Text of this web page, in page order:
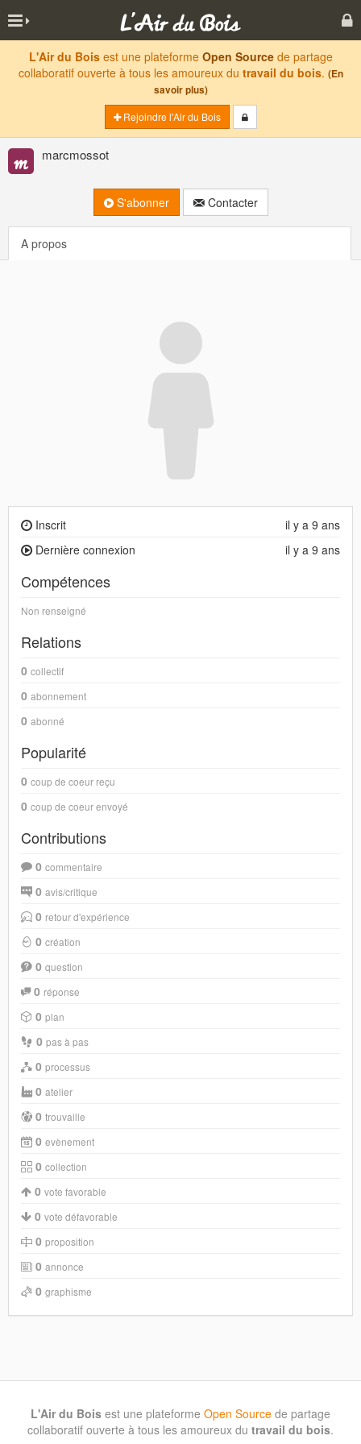
L'Air du Boisest une plateforme Open Sourcede partage
collaboratif ouverte à tous les amoureux du travail du bois. (En
savoir plus)
Rejoindre l'Air du Bois
marcmossot
S'abonner Contacter
A propos
il y a 9 ans
Inscrit
il y a 9 ans
Dernière connexion
Compétences
Non renseigné
Relations
0 collectif
0 abonnement
0 abonné
Popularité
0 coup de coeur reçu
0 coup de coeur envoyé
Contributions
0 commentaire
0 avis/critique
0 retour d'expérience
0 création
0 question
0 réponse
0 plan
0 pas à pas
0 processus
0 atelier
0 trouvaille
0 evènement
0 collection
0 vote favorable
0 vote défavorable
0 proposition
0 annonce
0 graphisme
L'Air du Bois est une plateforme Open Source de partage
collaboratif ouverte à tous les amoureux du travail du bois.